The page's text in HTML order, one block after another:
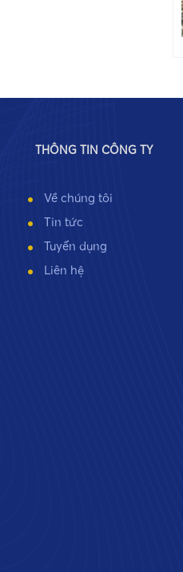
THÔNG TIN CÔNG TY
Về chúng tôi
Tin tức
Tuyển dụng
Liên hệ